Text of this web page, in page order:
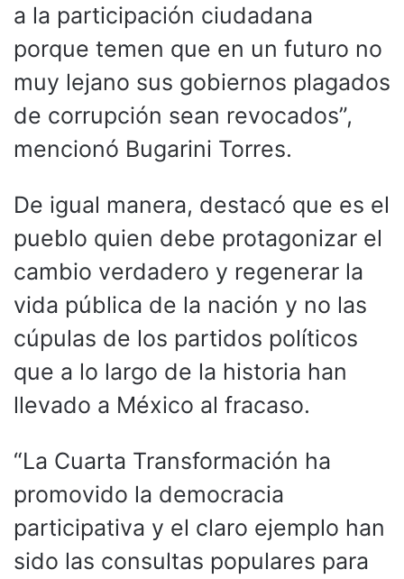
a la participación ciudadana
porque temen que en un futuro no
muy lejano sus gobiernos plagados
de corrupción sean revocados”,
mencionó Bugarini Torres.
De igual manera, destacó que es el
pueblo quien debe protagonizar el
cambio verdadero y regenerar la
vida pública de la nación y no las
cúpulas de los partidos políticos
que a lo largo de la historia han
llevado a México al fracaso.
“La Cuarta Transformación ha
promovido la democracia
participativa y el claro ejemplo han
sido las consultas populares para